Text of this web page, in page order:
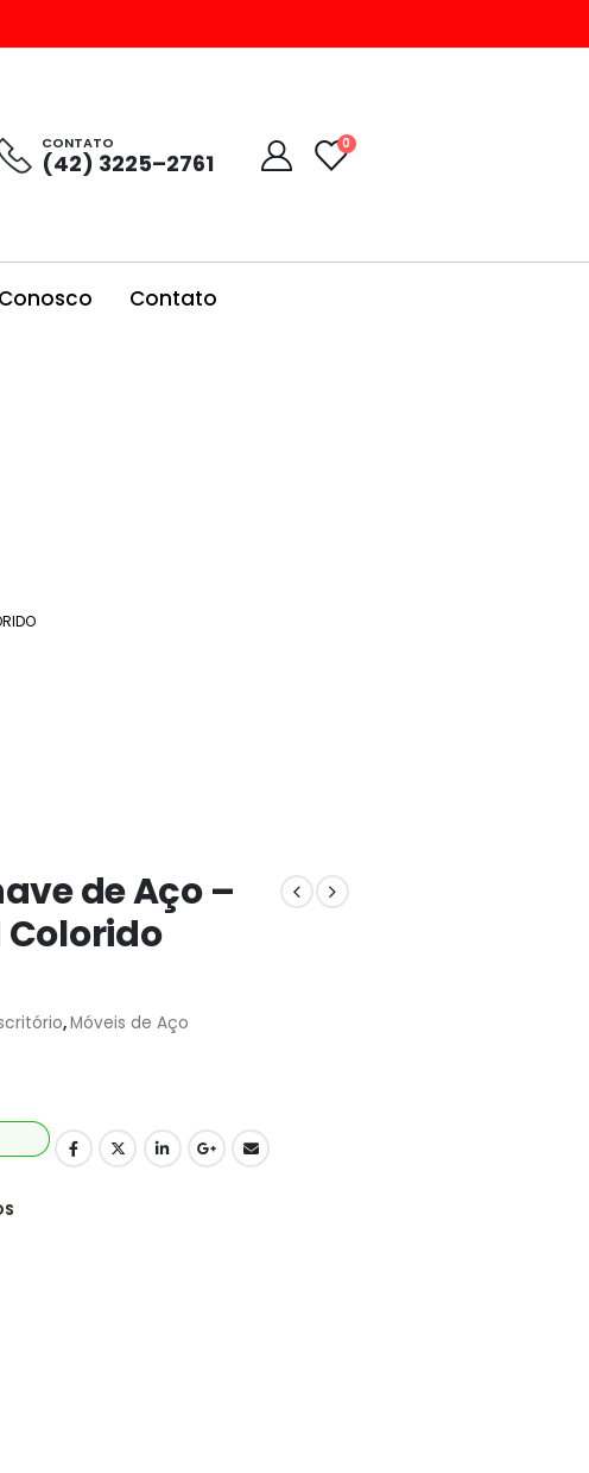
CONTATO
(42) 3225–2761
0
Contato
de Aço –
Colorido
,Móveis de Aço